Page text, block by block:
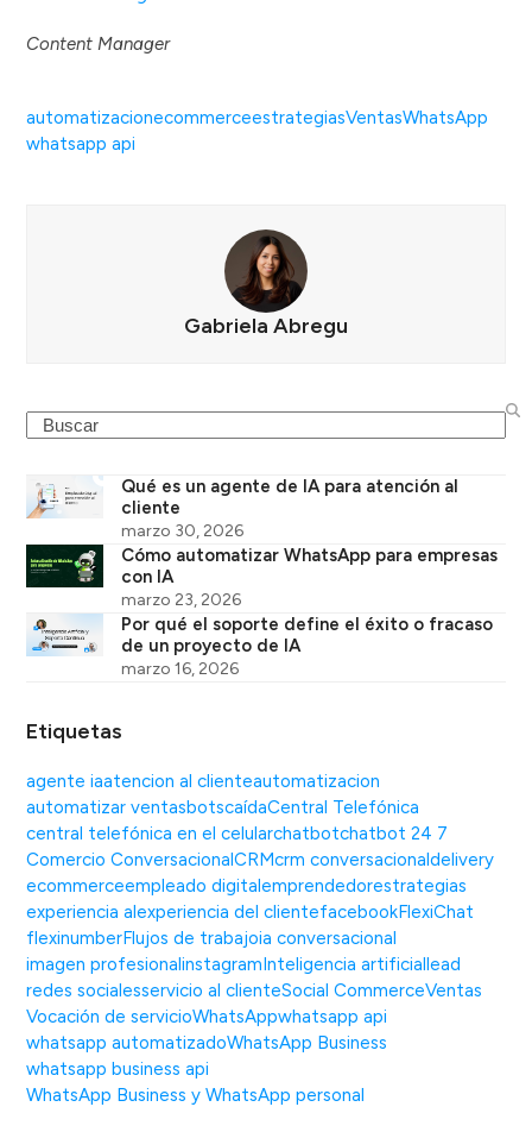
Content Manager
automatizacionecommerceestrategiasVentasWhatsApp
whatsapp api
Gabriela Abregu
Search
Qué es un agente de IA para atención al
cliente
marzo 30, 2026
Cómo automatizar WhatsApp para empresas
con IA
marzo 23, 2026
Por qué el soporte define el éxito o fracaso
de un proyecto de IA
marzo 16, 2026
Etiquetas
agente iaatencion al clienteautomatizacion
automatizar ventasbotscaídaCentral Telefónica
central telefónica en el celularchatbotchatbot 24 7
Comercio ConversacionalCRMcrm conversacionaldelivery
ecommerceempleado digitalemprendedorestrategias
experiencia alexperiencia del clientefacebookFlexiChat
flexinumberFlujos de trabajoia conversacional
imagen profesionalinstagramInteligencia artificiallead
redes socialesservicio al clienteSocial CommerceVentas
Vocación de servicioWhatsAppwhatsapp api
whatsapp automatizadoWhatsApp Business
whatsapp business api
WhatsApp Business y WhatsApp personal